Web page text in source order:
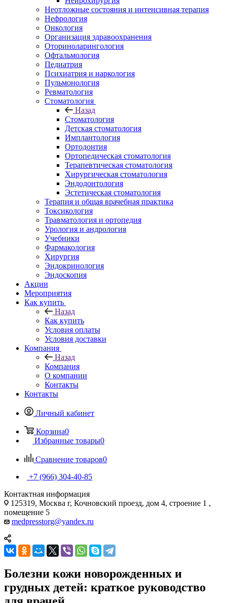
Неотложные состояния и интенсивная терапия
Нефрология
Онкология
Организация здравоохранения
Оториноларингология
Офтальмология
Педиатрия
Психиатрия и наркология
Пульмонология
Ревматология
Стоматология
Назад
Стоматология
Детская стоматология
Имплантология
Ортодонтия
Ортопедическая стоматология
Терапевтическая стоматология
Хирургическая стоматология
Эндодонтология
Эстетическая стоматология
Терапия и общая врачебная практика
Токсикология
Травматология и ортопедия
Урология и андрология
Учебники
Фармакология
Хирургия
Эндокринология
Эндоскопия
Акции
Мероприятия
Как купить
Назад
Как купить
Условия оплаты
Условия доставки
Компания
Назад
Компания
О компании
Контакты
Контакты
Личный кабинет
Корзина0
Избранные товары0
Сравнение товаров0
+7 (966) 304-40-85
Контактная информация
125319, Москва г, Кочновский проезд, дом 4, строение 1 ,
помещение 5
medpresstorg@yandex.ru
Болезни кожи новорожденных и
грудных детей: краткое руководство